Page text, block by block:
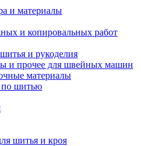
и материалы
и копировальных работ
и рукоделия
и прочее для швейных машин
материалы
шитью
шитья и кроя